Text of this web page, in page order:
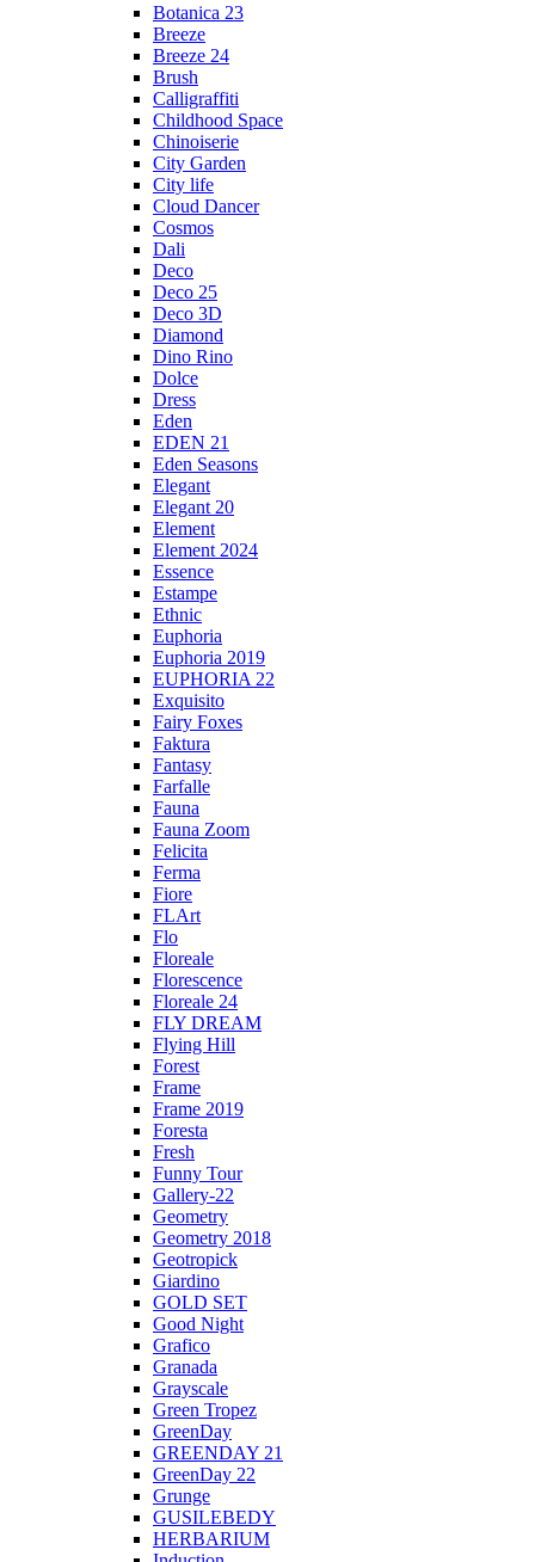
Botanica 23
Breeze
Breeze 24
Brush
Calligraffiti
Childhood Space
Chinoiserie
City Garden
City life
Cloud Dancer
Cosmos
Dali
Deco
Deco 25
Deco 3D
Diamond
Dino Rino
Dolce
Dress
Eden
EDEN 21
Eden Seasons
Elegant
Elegant 20
Element
Element 2024
Essence
Estampe
Ethnic
Euphoria
Euphoria 2019
EUPHORIA 22
Exquisito
Fairy Foxes
Faktura
Fantasy
Farfalle
Fauna
Fauna Zoom
Felicita
Ferma
Fiore
FLArt
Flo
Floreale
Florescence
Floreale 24
FLY DREAM
Flying Hill
Forest
Frame
Frame 2019
Foresta
Fresh
Funny Tour
Gallery-22
Geometry
Geometry 2018
Geotropick
Giardino
GOLD SET
Good Night
Grafico
Granada
Grayscale
Green Tropez
GreenDay
GREENDAY 21
GreenDay 22
Grunge
GUSILEBEDY
HERBARIUM